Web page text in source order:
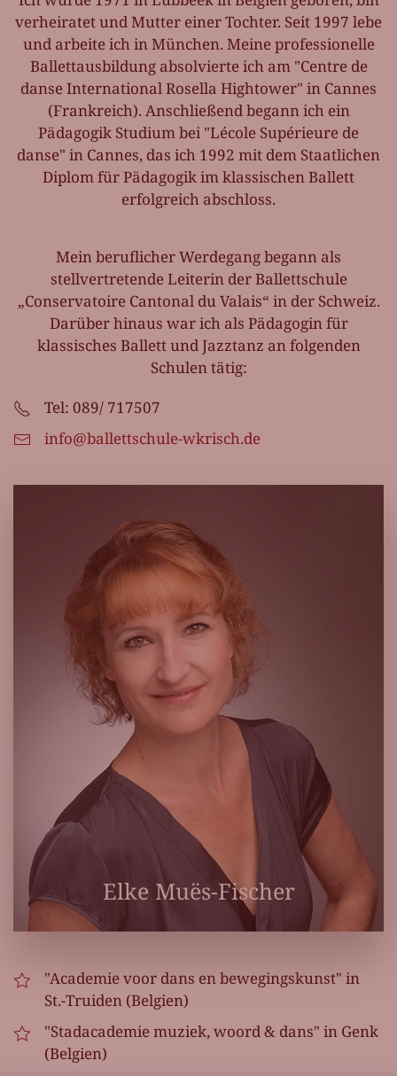
verheiratet und Mutter einer Tochter. Seit 1997 lebe
und arbeite ich in München. Meine professionelle
Ballettausbildung absolvierte ich am "Centre de
danse International Rosella Hightower" in Cannes
(Frankreich). Anschließend begann ich ein
Pädagogik Studium bei "Lécole Supérieure de
danse" in Cannes, das ich 1992 mit dem Staatlichen
Diplom für Pädagogik im klassischen Ballett
erfolgreich abschloss.
Mein beruflicher Werdegang begann als
stellvertretende Leiterin der Ballettschule
„Conservatoire Cantonal du Valais“ in der Schweiz.
Darüber hinaus war ich als Pädagogin für
klassisches Ballett und Jazztanz an folgenden
Schulen tätig:
Tel: 089/ 717507
info@ballettschule-wkrisch.de
Elke Muës-Fischer
"Academie voor dans en bewegingskunst" in
St.-Truiden (Belgien)
"Stadacademie muziek, woord & dans" in Genk
(Belgien)